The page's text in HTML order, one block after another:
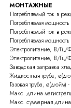
МОНТАЖНЫЕ
Потребляемый ток в
Потребляемая
Потребляемый ток в
Потребляемая
Электропитание, В/
Электропитание, В/
Заводская заправка
Жидкостная труба,
Газовая труба, ø(дюйм)
Макс. длина
Макс. суммарная